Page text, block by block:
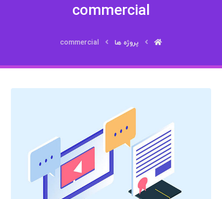
commercial
پروژه ها commercial